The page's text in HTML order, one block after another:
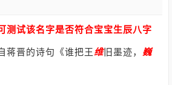
测试该名字是否符合宝宝生辰八字
晋的诗句《谁把王维旧墨迹， 巍